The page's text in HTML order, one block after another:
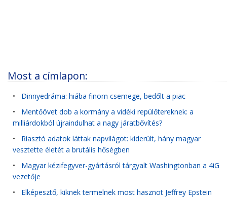
Most a címlapon:
• Dinnyedráma: hiába finom csemege, bedőlt a piac
• Mentőövet dob a kormány a vidéki repülőtereknek: a
milliárdokból újraindulhat a nagy járatbővítés?
• Riasztó adatok láttak napvilágot: kiderült, hány magyar
vesztette életét a brutális hőségben
• Magyar kézifegyver-gyártásról tárgyalt Washingtonban a 4iG
vezetője
• Elképesztő, kiknek termelnek most hasznot Jeffrey Epstein